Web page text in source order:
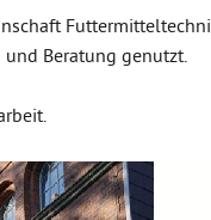
Beratung genutzt.